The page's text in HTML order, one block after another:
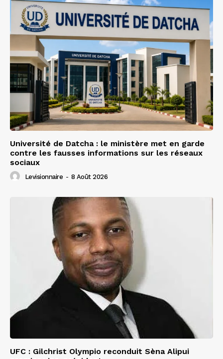
Université de Datcha : le ministère met en garde
contre les fausses informations sur les réseaux
sociaux
Levisionnaire - 8 Août 2026
UFC : Gilchrist Olympio reconduit Sèna Alipui